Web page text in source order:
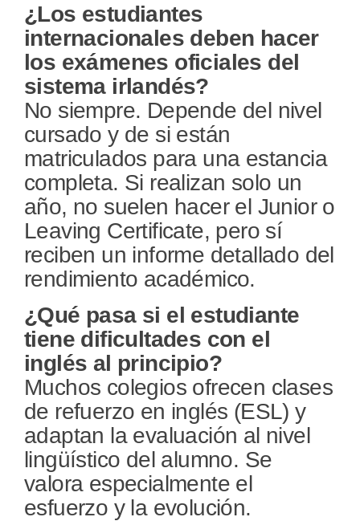
¿Los estudiantes
internacionales deben hacer
los exámenes oficiales del
sistema irlandés?
No siempre. Depende del nivel
cursado y de si están
matriculados para una estancia
completa. Si realizan solo un
año, no suelen hacer el Junior o
Leaving Certificate, pero sí
reciben un informe detallado del
rendimiento académico.
¿Qué pasa si el estudiante
tiene dificultades con el
inglés al principio?
Muchos colegios ofrecen clases
de refuerzo en inglés (ESL) y
adaptan la evaluación al nivel
lingüístico del alumno. Se
valora especialmente el
esfuerzo y la evolución.